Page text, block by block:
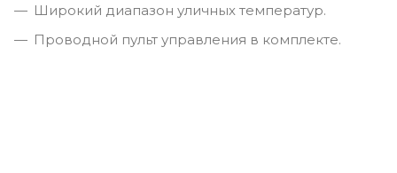
Широкий диапазон уличных температур.
Проводной пульт управления в комплекте.